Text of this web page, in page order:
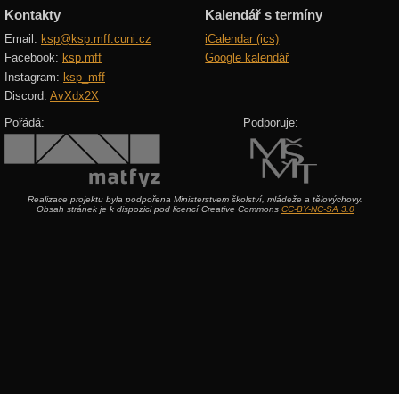
Kontakty
Email: ksp@ksp.mff.cuni.cz
Facebook: ksp.mff
Instagram: ksp_mff
Discord: AvXdx2X
Kalendář s termíny
iCalendar (ics)
Google kalendář
Pořádá: Podporuje:
Realizace projektu byla podpořena Ministerstvem školství, mládeže a tělovýchovy.
Obsah stránek je k dispozici pod licencí Creative Commons CC-BY-NC-SA 3.0